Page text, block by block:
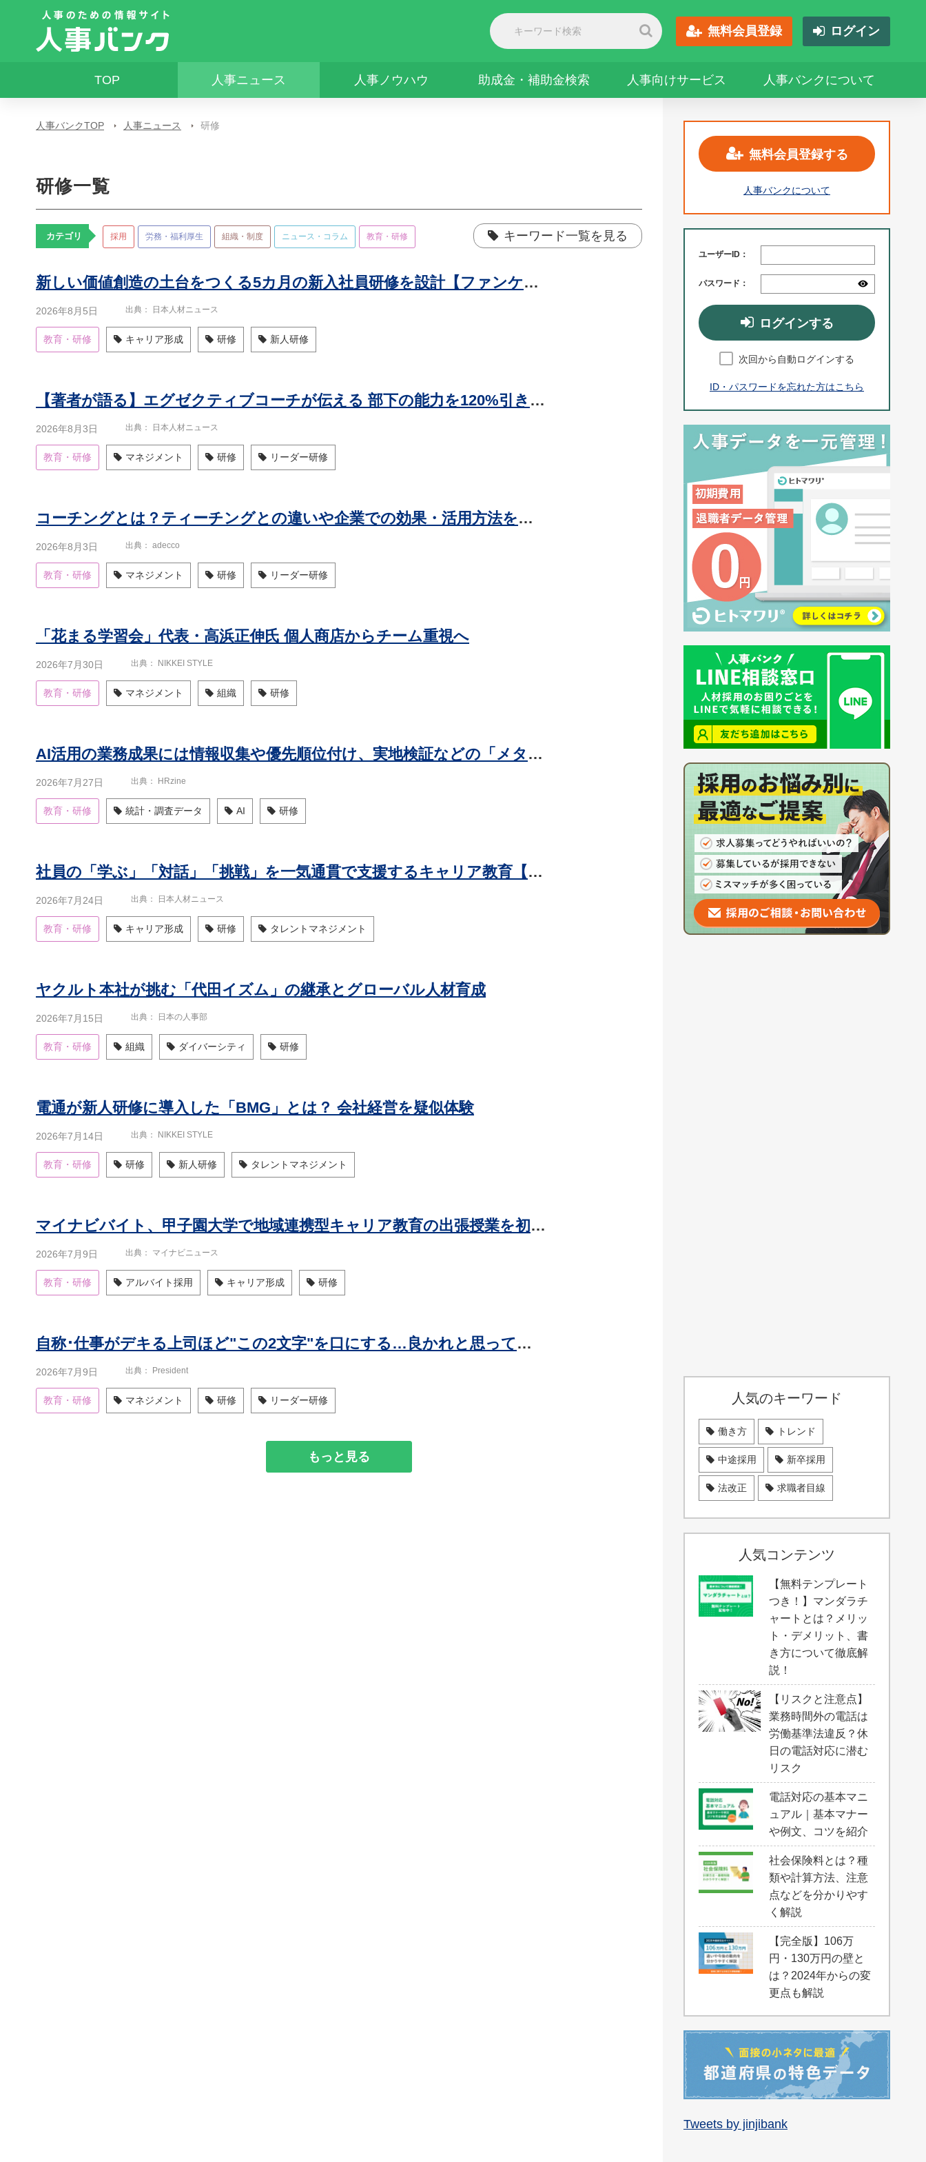
無料会員登録 ログイン
TOP 人事ニュース 人事ノウハウ 助成金・補助金検索 人事向けサービス 人事バンクについて
人事バンクTOP 人事ニュース 研修
研修一覧
カテゴリ 採用 労務・福利厚生 組織・制度 ニュース・コラム 教育・研修 キーワード一覧を見る
新しい価値創造の土台をつくる5カ月の新入社員研修を設計【ファンケル】
2026年8月5日 出典 日本人材ニュース
教育・研修 キャリア形成 研修 新人研修
【著者が語る】エグゼクティブコーチが伝える 部下の能力を120%引き出す対話質問術
2026年8月3日 出典 日本人材ニュース
教育・研修 マネジメント 研修 リーダー研修
コーチングとは？ティーチングとの違いや企業での効果・活用方法を解説
2026年8月3日 出典 adecco
教育・研修 マネジメント 研修 リーダー研修
「花まる学習会」代表・高浜正伸氏 個人商店からチーム重視へ
2026年7月30日 出典 NIKKEI STYLE
教育・研修 マネジメント 組織 研修
AI活用の業務成果には情報収集や優先順位付け、実地検証などの「メタスキル」が影響-パーソル総研調べ
2026年7月27日 出典 HRzine
教育・研修 統計・調査データ AI 研修
社員の「学ぶ」「対話」「挑戦」を一気通貫で支援するキャリア教育【東京ガス】
2026年7月24日 出典 日本人材ニュース
教育・研修 キャリア形成 研修 タレントマネジメント
ヤクルト本社が挑む「代田イズム」の継承とグローバル人材育成
2026年7月15日 出典 日本の人事部
教育・研修 組織 ダイバーシティ 研修
電通が新人研修に導入した「BMG」とは？ 会社経営を疑似体験
2026年7月14日 出典 NIKKEI STYLE
教育・研修 研修 新人研修 タレントマネジメント
マイナビバイト、甲子園大学で地域連携型キャリア教育の出張授業を初実施 - 学生が地域企業の採用課題を学ぶ
2026年7月9日 出典 マイナビニュース
教育・研修 アルバイト採用 キャリア形成 研修
自称･仕事がデキる上司ほど"この2文字"を口にする…良かれと思ってやっている｢一発アウト｣の声かけ
2026年7月9日 出典 President
教育・研修 マネジメント 研修 リーダー研修
もっと見る
無料会員登録する
人事バンクについて
ユーザーID：
パスワード：
ログインする
次回から自動ログインする
ID・パスワードを忘れた方はこちら
人気のキーワード
働き方 トレンド
中途採用 新卒採用
法改正 求職者目線
人気コンテンツ
【無料テンプレート
つき！】マンダラチ
ャートとは？メリッ
ト・デメリット、書
き方について徹底解
説！
【リスクと注意点】
業務時間外の電話は
労働基準法違反？休
日の電話対応に潜む
リスク
電話対応の基本マニ
ュアル｜基本マナー
や例文、コツを紹介
社会保険料とは？種
類や計算方法、注意
点などを分かりやす
く解説
【完全版】106万
円・130万円の壁と
は？2024年からの変
更点も解説
Tweets by jinjibank